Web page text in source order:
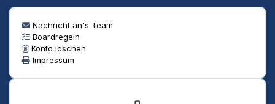
Nachricht an's Team
Boardregeln
Konto löschen
Impressum